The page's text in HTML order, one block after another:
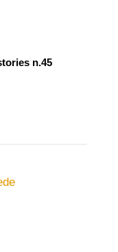
n.45